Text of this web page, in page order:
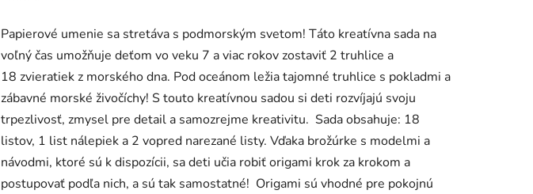
je
0,0
z
5
hviezdičiek.
Papierové umenie sa stretáva s podmorským svetom! Táto kreatívna sada na
voľný čas umožňuje deťom vo veku 7 a viac rokov zostaviť 2 truhlice a
18 zvieratiek z morského dna. Pod oceánom ležia tajomné truhlice s pokladmi a
zábavné morské živočíchy! S touto kreatívnou sadou si deti rozvíjajú svoju
trpezlivosť, zmysel pre detail a samozrejme kreativitu. Sada obsahuje: 18
listov, 1 list nálepiek a 2 vopred narezané listy. Vďaka brožúrke s modelmi a
návodmi, ktoré sú k dispozícii, sa deti učia robiť origami krok za krokom a
postupovať podľa nich, a sú tak samostatné! Origami sú vhodné pre pokojnú